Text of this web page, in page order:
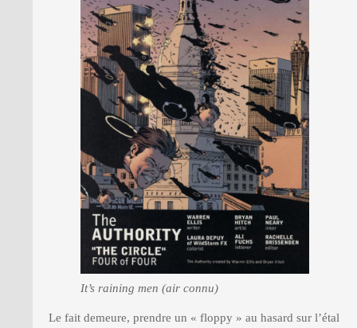
It’s raining men (air connu)
Le fait demeure, prendre un « floppy » au hasard sur l’étal